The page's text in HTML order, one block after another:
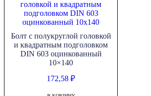
Болт с полукруглой головкой
и квадратным подголовком
DIN 603 оцинкованный
10×140
172,58₽